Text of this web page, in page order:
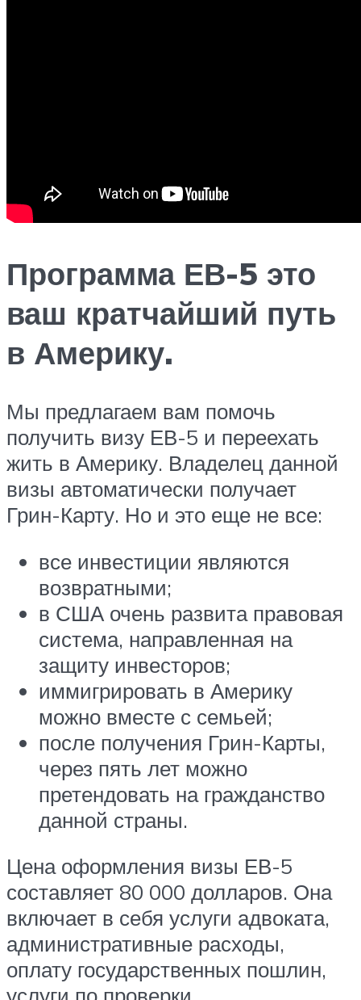
Программа ЕВ-5 это
ваш кратчайший путь
в Америку.
Мы предлагаем вам помочь
получить визу ЕВ-5 и переехать
жить в Америку. Владелец данной
визы автоматически получает
Грин-Карту. Но и это еще не все:
все инвестиции являются
возвратными;
в США очень развита правовая
система, направленная на
защиту инвесторов;
иммигрировать в Америку
можно вместе с семьей;
после получения Грин-Карты,
через пять лет можно
претендовать на гражданство
данной страны.
Цена оформления визы ЕВ-5
составляет 80 000 долларов. Она
включает в себя услуги адвоката,
административные расходы,
оплату государственных пошлин,